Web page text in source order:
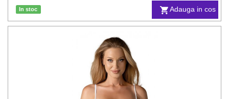
Adauga in cos
In stoc